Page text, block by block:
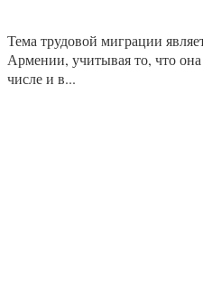
Тема трудовой миграции
Армении, учитывая то, что
числе и в...